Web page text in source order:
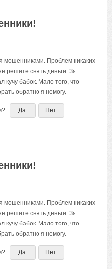
мошенниками. Проблем никаких
решите снять деньги. За
кучу бабок. Мало того, что
обратно я немогу.
Да Нет
мошенниками. Проблем никаких
решите снять деньги. За
кучу бабок. Мало того, что
обратно я немогу.
Да Нет